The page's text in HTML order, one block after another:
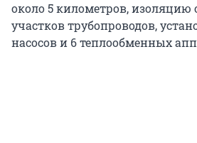
около 5 километров, изоляцию
участков трубопроводов,
насосов и 6 теплообменных